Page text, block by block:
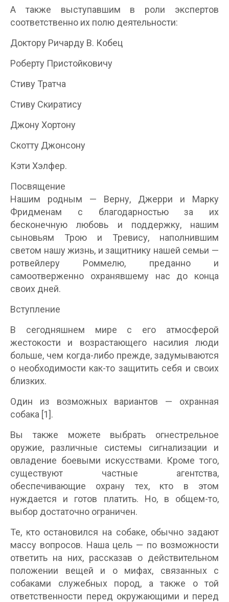
А также выступавшим в роли экспертов
соответственно их полю деятельности:
Доктору Ричарду В. Кобец
Роберту Пристойковичу
Стиву Тратча
Стиву Скиратису
Джону Хортону
Скотту Джонсону
Кэти Хэлфер.
Посвящение
Нашим родным — Верну, Джерри и Марку
Фридменам с благодарностью за их
бесконечную любовь и поддержку, нашим
сыновьям Трою и Тревису, наполнившим
светом нашу жизнь, и защитнику нашей семьи —
ротвейлеру Роммелю, преданно и
самоотверженно охранявшему нас до конца
своих дней.
Вступление
В сегодняшнем мире с его атмосферой
жестокости и возрастающего насилия люди
больше, чем когда-либо прежде, задумываются
о необходимости как-то защитить себя и своих
близких.
Один из возможных вариантов — охранная
собака [1].
Вы также можете выбрать огнестрельное
оружие, различные системы сигнализации и
овладение боевыми искусствами. Кроме того,
существуют частные агентства,
обеспечивающие охрану тех, кто в этом
нуждается и готов платить. Но, в общем-то,
выбор достаточно ограничен.
Те, кто остановился на собаке, обычно задают
массу вопросов. Наша цель — по возможности
ответить на них, рассказав о действительном
положении вещей и о мифах, связанных с
собаками служебных пород, а также о той
ответственности перед окружающими и перед